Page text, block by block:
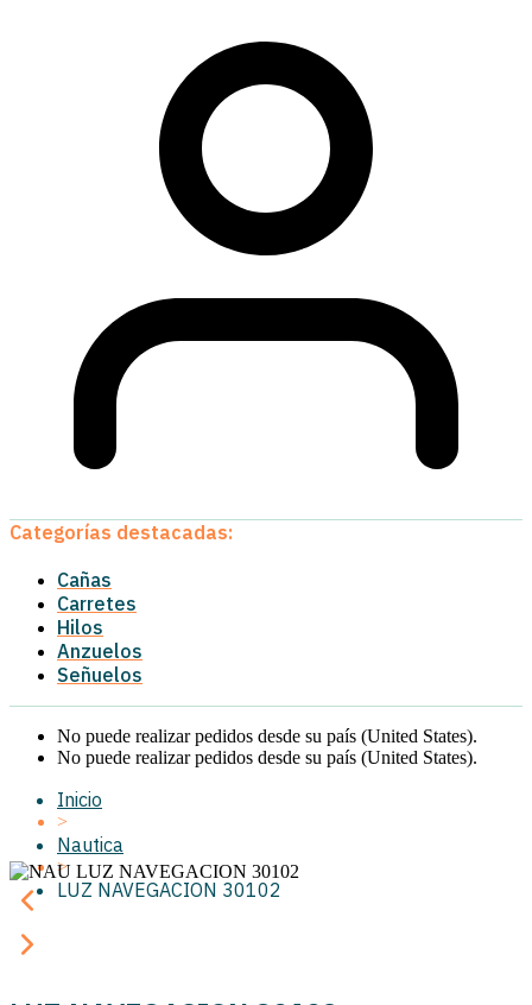
Categorías destacadas:
Cañas
Carretes
Hilos
Anzuelos
Señuelos
No puede realizar pedidos desde su país (United States).
No puede realizar pedidos desde su país (United States).
Inicio
>
Nautica
>
LUZ NAVEGACION 30102